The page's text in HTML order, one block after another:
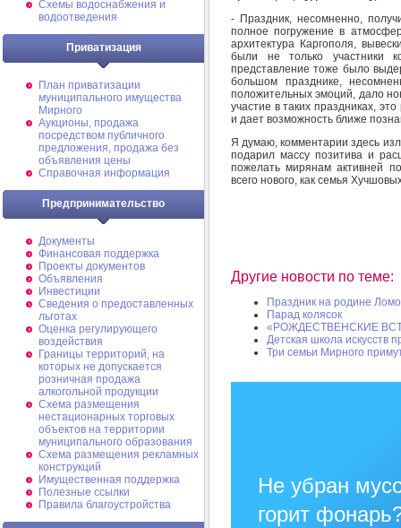
Схемы водоснабжения и
водоотведения
Приватизация
План приватизации
муниципального имущества
Мирного
Аукционы, продажа
посредством публичного
предложения, продажа без
объявления цены
Справочная информация
Предпринимательство
Документы
Финансовая поддержка
Проекты документов
Объявления
Инвестиции
Сведения о предоставленных
льготах
Оценка регулирующего
воздействия
Границы территорий, на
которых не допускается
розничная продажа
алкогольной продукции
Схема размещения
нестационарных торговых
объектов на территории
муниципального образования
Схема размещения рекламных
конструкций
Имущественная поддержка
Полезные ссылки
Правила благоустройства
- Праздник, несомненно,
полное погружение в
архитектура Каргополя,
были не только участники
представление тоже было
большом празднике,
положительных эмоций, дало
участие в таких праздниках,
и дает возможность ближе
Я думаю, комментарии здесь
подарил массу позитива и
пожелать мирянам активней
всего нового, как семья
Другие новости по теме:
Праздник на родине
Парад колясок
«РОЖДЕСТВЕНСКИЕ
Детская школа искусств
Три семьи Мирного
Не убран
горит